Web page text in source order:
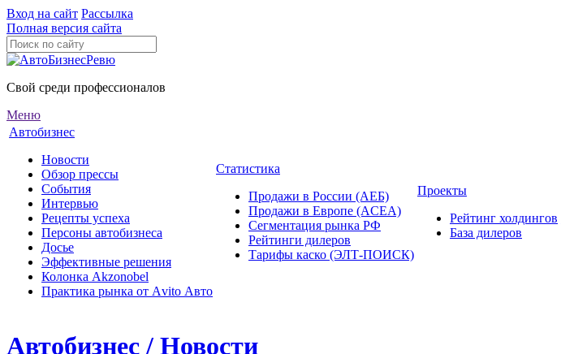
Вход на сайт Рассылка
Полная версия сайта
Свой среди профессионалов
Меню
Автобизнес
Новости
Обзор прессы
События
Интервью
Рецепты успеха
Персоны автобизнеса
Досье
Эффективные решения
Колонка Akzonobel
Практика рынка от Аvito Авто
Статистика
Продажи в России (АЕБ)
Продажи в Европе (ACEA)
Сегментация рынка РФ
Рейтинги дилеров
Тарифы каско (ЭЛТ-ПОИСК)
Проекты
Рейтинг холдингов
База дилеров
Автобизнес / Новости